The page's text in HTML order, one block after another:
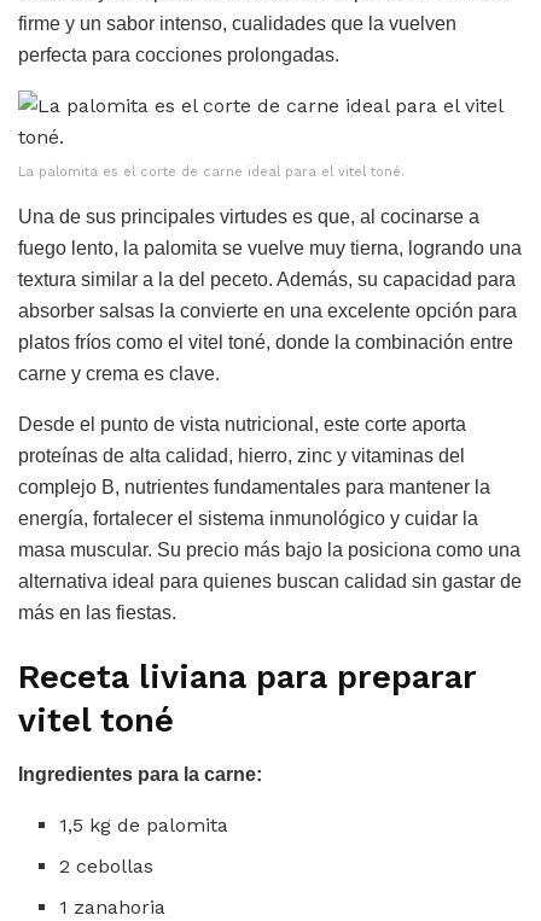
firme y un sabor intenso, cualidades que la vuelven
perfecta para cocciones prolongadas.
La palomita es el corte de carne ideal para el vitel toné.
Una de sus principales virtudes es que, al cocinarse a
fuego lento, la palomita se vuelve muy tierna, logrando una
textura similar a la del peceto. Además, su capacidad para
absorber salsas la convierte en una excelente opción para
platos fríos como el vitel toné, donde la combinación entre
carne y crema es clave.
Desde el punto de vista nutricional, este corte aporta
proteínas de alta calidad, hierro, zinc y vitaminas del
complejo B, nutrientes fundamentales para mantener la
energía, fortalecer el sistema inmunológico y cuidar la
masa muscular. Su precio más bajo la posiciona como una
alternativa ideal para quienes buscan calidad sin gastar de
más en las fiestas.
Receta liviana para preparar
vitel toné
Ingredientes para la carne:
1,5 kg de palomita
2 cebollas
1 zanahoria